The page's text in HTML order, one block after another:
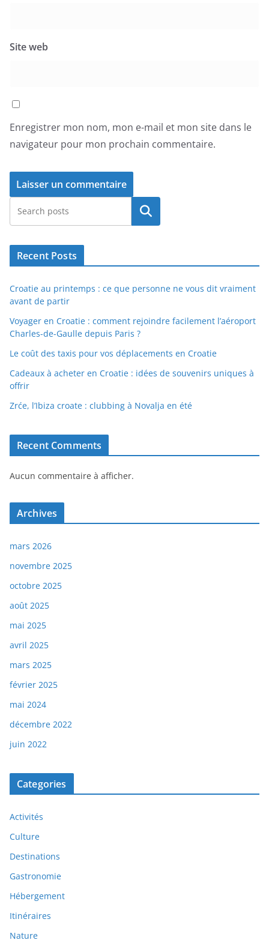
Site web
Enregistrer mon nom, mon e-mail et mon site dans le
navigateur pour mon prochain commentaire.
Rechercher
Recent Posts
Croatie au printemps : ce que personne ne vous dit vraiment
avant de partir
Voyager en Croatie : comment rejoindre facilement l’aéroport
Charles-de-Gaulle depuis Paris ?
Le coût des taxis pour vos déplacements en Croatie
Cadeaux à acheter en Croatie : idées de souvenirs uniques à
offrir
Zrće, l’Ibiza croate : clubbing à Novalja en été
Recent Comments
Aucun commentaire à afficher.
Archives
mars 2026
novembre 2025
octobre 2025
août 2025
mai 2025
avril 2025
mars 2025
février 2025
mai 2024
décembre 2022
juin 2022
Categories
Activités
Culture
Destinations
Gastronomie
Hébergement
Itinéraires
Nature